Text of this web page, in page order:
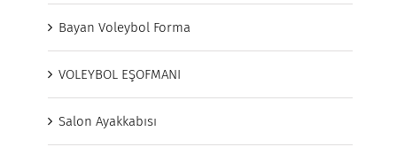
Bayan Voleybol Forma
VOLEYBOL EŞOFMANI
Salon Ayakkabısı